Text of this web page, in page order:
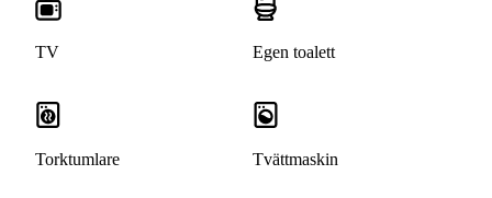
TV Egen toalett
Torktumlare Tvättmaskin